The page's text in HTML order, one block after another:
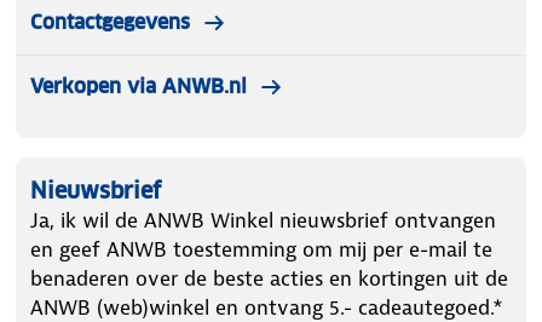
Contactgegevens
Verkopen via ANWB.nl
Nieuwsbrief
Ja, ik wil de ANWB Winkel nieuwsbrief ontvangen
en geef ANWB toestemming om mij per e-mail te
benaderen over de beste acties en kortingen uit de
ANWB (web)winkel en ontvang 5.- cadeautegoed.*